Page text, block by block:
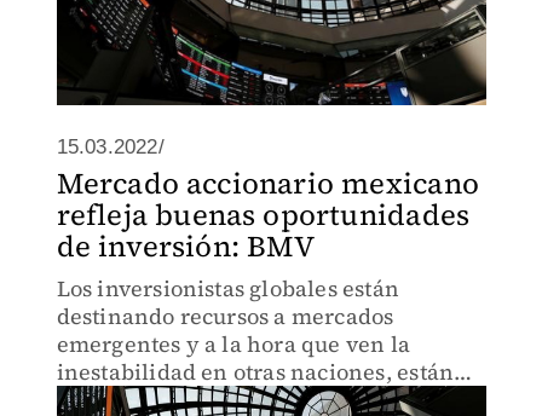
15.03.2022/
Mercado accionario mexicano
refleja buenas oportunidades
de inversión: BMV
Los inversionistas globales están
destinando recursos a mercados
emergentes y a la hora que ven la
inestabilidad en otras naciones, están
aprovechando e invirtiendo en México.